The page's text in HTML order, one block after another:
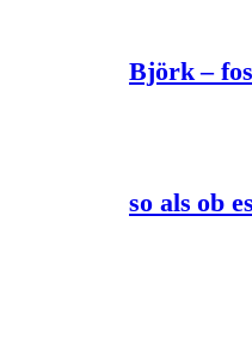
Björk –
so als ob